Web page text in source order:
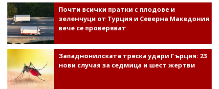
Почти всички пратки с плодове и
зеленчуци от Турция и Северна Македония
вече се проверяват
Западнонилската треска удари Гърция: 23
нови случая за седмица и шест жертви